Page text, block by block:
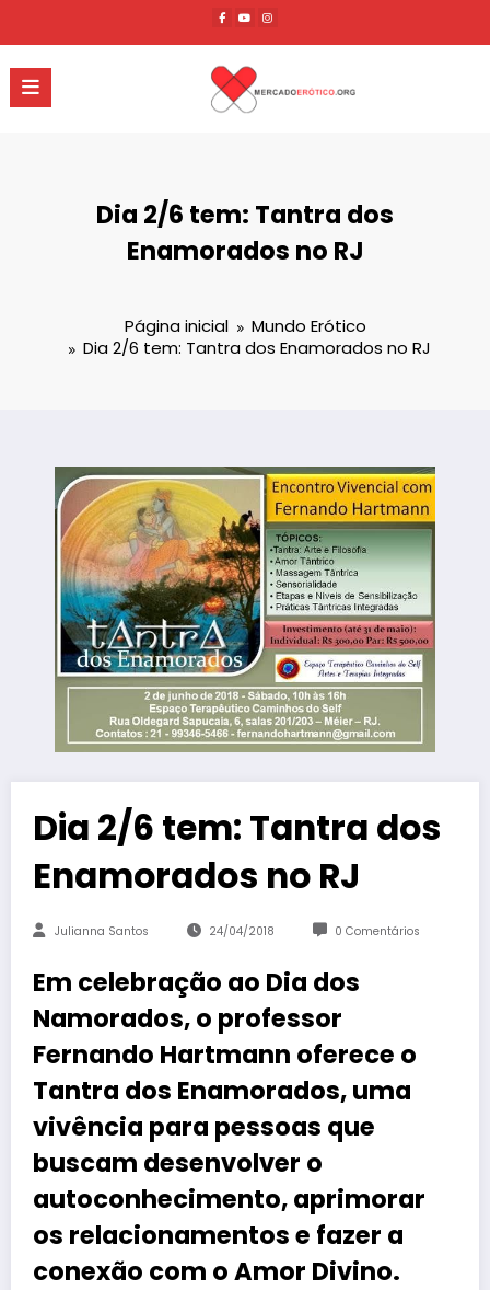
o
conteúdo
Dia 2/6 tem: Tantra dos
Enamorados no RJ
Página inicial
Mundo Erótico
Dia 2/6 tem: Tantra dos Enamorados no RJ
Dia 2/6 tem: Tantra dos
Enamorados no RJ
Julianna Santos 24/04/2018 0 Comentários
Em celebração ao Dia dos
Namorados, o professor
Fernando Hartmann oferece o
Tantra dos Enamorados, uma
vivência para pessoas que
buscam desenvolver o
autoconhecimento, aprimorar
os relacionamentos e fazer a
conexão com o Amor Divino.